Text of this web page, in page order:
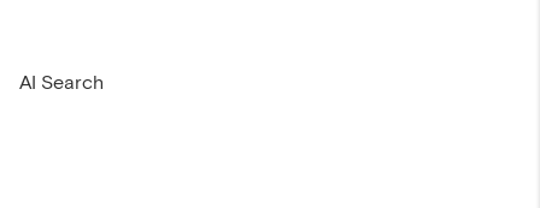
AI Search